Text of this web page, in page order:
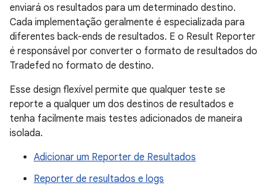
enviará os resultados para um determinado destino.
Cada implementação geralmente é especializada para
diferentes back-ends de resultados. E o Result Reporter
é responsável por converter o formato de resultados do
Tradefed no formato de destino.
Esse design flexível permite que qualquer teste se
reporte a qualquer um dos destinos de resultados e
tenha facilmente mais testes adicionados de maneira
isolada.
Adicionar um Reporter de Resultados
Reporter de resultados e logs